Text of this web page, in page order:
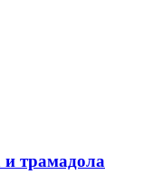
и трамадола